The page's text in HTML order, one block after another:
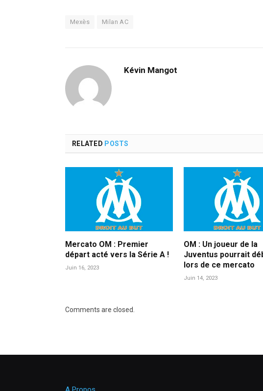
Mexès Milan AC
Kévin Mangot
RELATED POSTS
Mercato OM : Premier
départ acté vers la Série A !
Juin 16, 2023
OM : Un joueur de la
Juventus pourrait
lors de ce mercato
Juin 14, 2023
Comments are closed.